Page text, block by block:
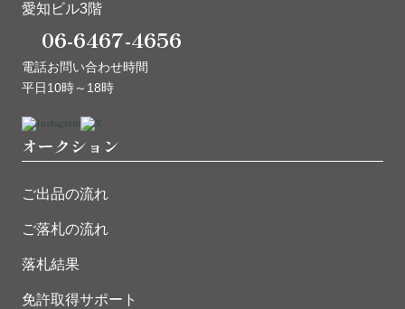
愛知ビル3階
06-6467-4656
電話お問い合わせ時間
平日10時～18時
オークション
ご出品の流れ
ご落札の流れ
落札結果
免許取得サポート